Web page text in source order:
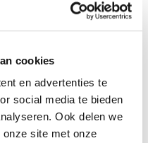
cookies
en advertenties te
social media te bieden
Ook delen we
site met onze